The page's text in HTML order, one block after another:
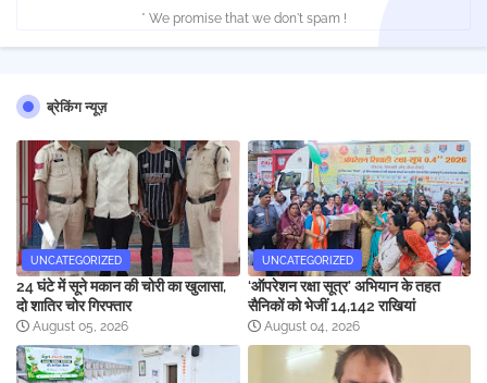
* We promise that we don't spam !
ब्रेकिंग न्यूज़
UNCATEGORIZED
24 घंटे में सूने मकान की चोरी का खुलासा,
दो शातिर चोर गिरफ्तार
August 05, 2026
UNCATEGORIZED
‘ऑपरेशन रक्षा सूत्र’ अभियान के तहत
सैनिकों को भेजीं 14,142 राखियां
August 04, 2026